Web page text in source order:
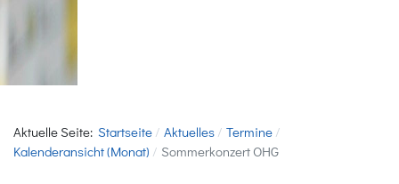
Aktuelle Seite: Startseite Aktuelles
Termine
Kalenderansicht (Monat)
Sommerkonzert OHG